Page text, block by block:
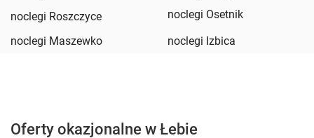
noclegi Roszczyce
noclegi Osetnik
noclegi Maszewko
noclegi Izbica
Oferty okazjonalne w Łebie